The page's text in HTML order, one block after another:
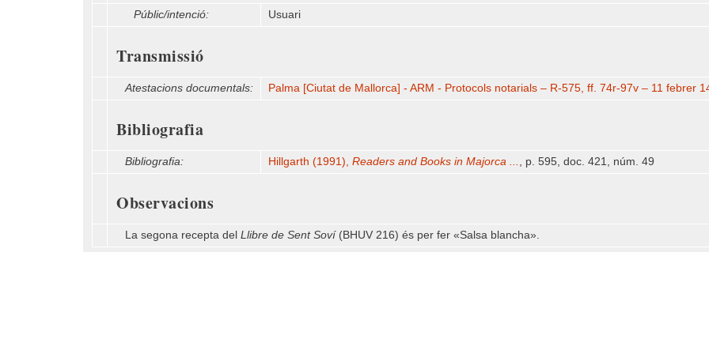
Públic/intenció: Usuari
Transmissió
Atestacions documentals: Palma [Ciutat de Mallorca] - ARM - Protocols notarials – R-575, ff. 74r-97v – 11 febrer
Bibliografia
Bibliografia: Hillgarth (1991), Readers and Books in Majorca ... , p. 595, doc. 421, núm. 49
Observacions
La segona recepta del Llibre de Sent Soví(BHUV 216) és per fer «Salsa blancha».